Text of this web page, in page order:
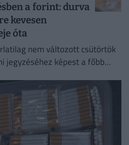
a forint: durva
kevesen
óta
nem változott csütörtök
jegyzéséhez képest a főbb